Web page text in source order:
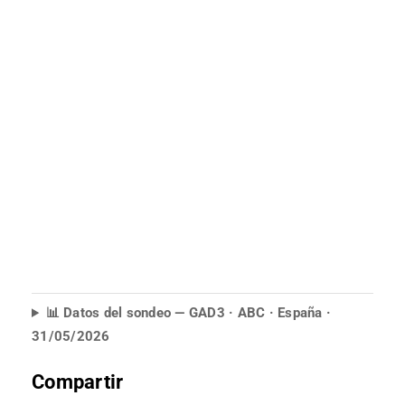
📊 Datos del sondeo — GAD3 · ABC · España ·
31/05/2026
Compartir